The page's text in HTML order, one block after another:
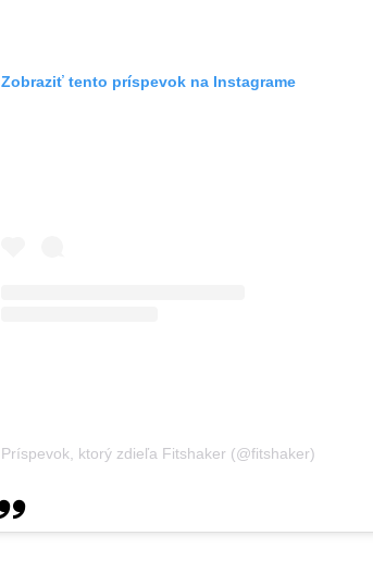
Zobraziť tento príspevok na Instagrame
Príspevok, ktorý zdieľa Fitshaker (@fitshaker)